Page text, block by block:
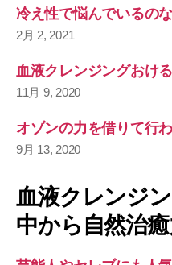
冷え性で悩んでいるの
2月 2, 2021
血液クレンジングおけ
11月 9, 2020
オゾンの力を借りて行
9月 13, 2020
血液クレンジ
中から自然治